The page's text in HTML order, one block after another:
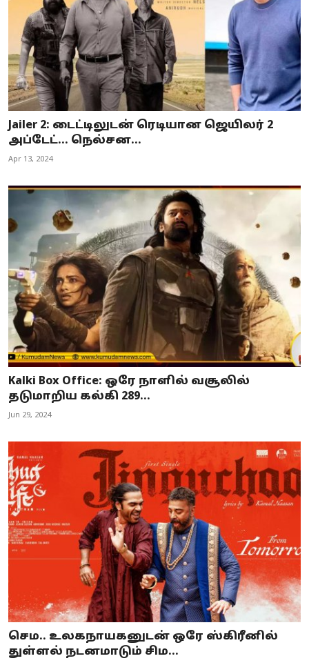
Jailer 2: டைட்டிலுடன் ரெடியான ஜெயிலர் 2
அப்டேட்… நெல்சன...
Apr 13, 2024
Kalki Box Office: ஒரே நாளில் வசூலில்
தடுமாறிய கல்கி 289...
Jun 29, 2024
செம.. உலகநாயகனுடன் ஒரே ஸ்கிரீனில்
துள்ளல் நடனமாடும் சிம...